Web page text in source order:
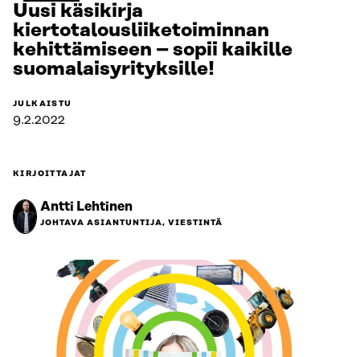
Uusi käsikirja
kiertotalousliiketoiminnan
kehittämiseen – sopii kaikille
suomalaisyrityksille!
JULKAISTU
9.2.2022
KIRJOITTAJAT
Antti Lehtinen
JOHTAVA ASIANTUNTIJA, VIESTINTÄ